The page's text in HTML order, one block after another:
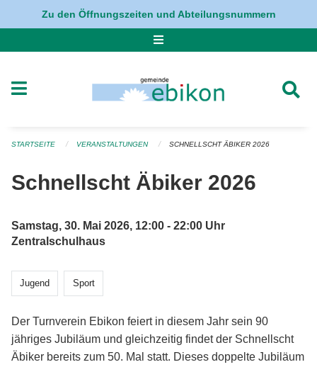
Navigation überspringen
Zu den Öffnungszeiten und Abteilungsnummern
STARTSEITE VERANSTALTUNGEN SCHNELLSCHT ÄBIKER 2026
Schnellscht Äbiker 2026
Samstag, 30. Mai 2026, 12:00 - 22:00 Uhr
Zentralschulhaus
Jugend Sport
Der Turnverein Ebikon feiert in diesem Jahr sein 90
jähriges Jubiläum und gleichzeitig findet der Schnellscht
Äbiker bereits zum 50. Mal statt. Dieses doppelte Jubiläum